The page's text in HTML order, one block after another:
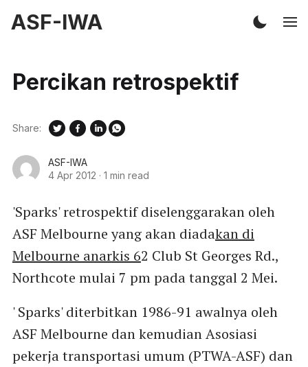
ASF-IWA
Percikan retrospektif
ASF-IWA
4 Apr 2012 · 1 min read
Share:
'Sparks' retrospektif diselenggarakan oleh
ASF Melbourne yang akan diadakan di
Melbourne anarkis 62 Club St Georges Rd.,
Northcote mulai 7 pm pada tanggal 2 Mei.
' Sparks' diterbitkan 1986-91 awalnya oleh
ASF Melbourne dan kemudian Asosiasi
pekerja transportasi umum (PTWA-ASF) dan